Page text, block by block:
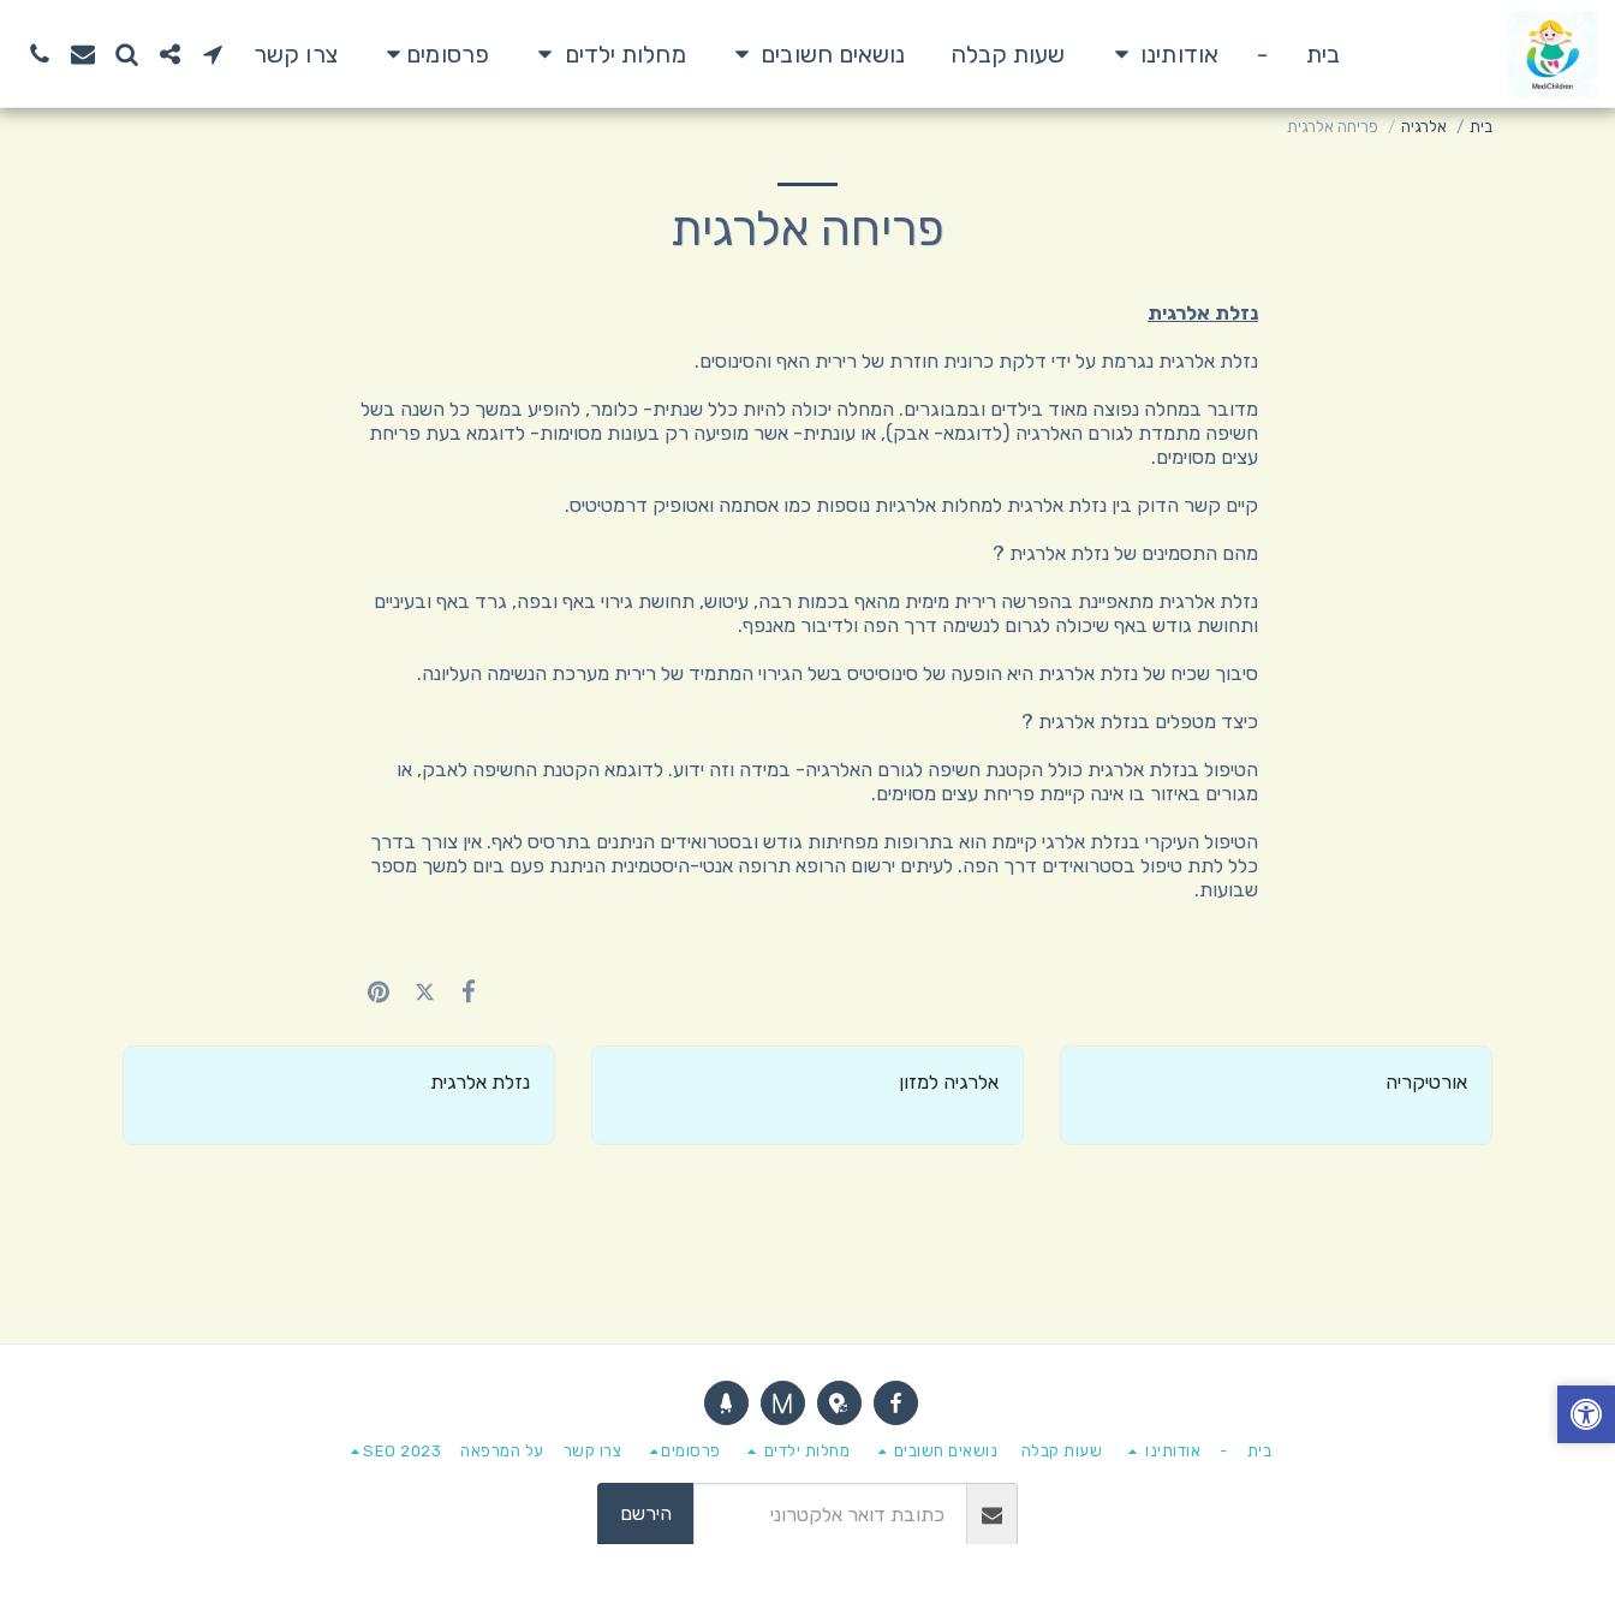
בית - אודותינו שעות קבלה נושאים חשובים מחלות ילדים פרסומים צרו קשר
בית אלרגיה פריחה אלרגית
פריחה אלרגית
נזלת אלרגית
נזלת אלרגית נגרמת על ידי דלקת כרונית חוזרת של רירית האף והסינוסים.
מדובר במחלה נפוצה מאוד בילדים ובמבוגרים. המחלה יכולה להיות כלל שנתית- כלומר, להופיע במשך כל השנה בשל
חשיפה מתמדת לגורם האלרגיה (לדוגמא- אבק), או עונתית- אשר מופיעה רק בעונות מסוימות- לדוגמא בעת פריחת
עצים מסוימים.
קיים קשר הדוק בין נזלת אלרגית למחלות אלרגיות נוספות כמו אסתמה ואטופיק דרמטיטיס.
מהם התסמינים של נזלת אלרגית ?
נזלת אלרגית מתאפיינת בהפרשה רירית מימית מהאף בכמות רבה, עיטוש, תחושת גירוי באף ובפה, גרד באף ובעיניים
ותחושת גודש באף שיכולה לגרום לנשימה דרך הפה ולדיבור מאנפף.
סיבוך שכיח של נזלת אלרגית היא הופעה של סינוסיטיס בשל הגירוי המתמיד של רירית מערכת הנשימה העליונה.
כיצד מטפלים בנזלת אלרגית ?
הטיפול בנזלת אלרגית כולל הקטנת חשיפה לגורם האלרגיה- במידה וזה ידוע. לדוגמא הקטנת החשיפה לאבק, או
מגורים באיזור בו אינה קיימת פריחת עצים מסוימים.
הטיפול העיקרי בנזלת אלרגי קיימת הוא בתרופות מפחיתות גודש ובסטרואידים הניתנים בתרסיס לאף. אין צורך בדרך
כלל לתת טיפול בסטרואידים דרך הפה. לעיתים ירשום הרופא תרופה אנטי-היסטמינית הניתנת פעם ביום למשך מספר
שבועות.
אורטיקריה אלרגיה למזון נזלת אלרגית
בית - אודותינו שעות קבלה נושאים חשובים מחלות ילדים פרסומים צרו קשר על המרפאה SEO 2023
הירשם